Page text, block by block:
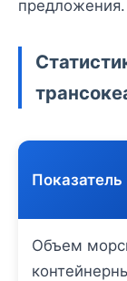
предложения.
Показатель
Объем